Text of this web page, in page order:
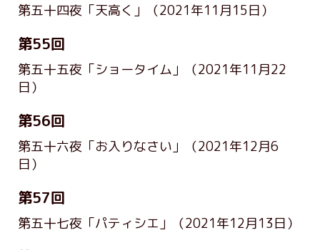
第五十四夜「天高く」 （2021年11月15日）
第55回
第五十五夜「ショータイム」
（2021年11月22
日）
第56回
第五十六夜「お入りなさい」
（2021年12月6
日）
第57回
第五十七夜「パティシエ」 （2021年12月13日）